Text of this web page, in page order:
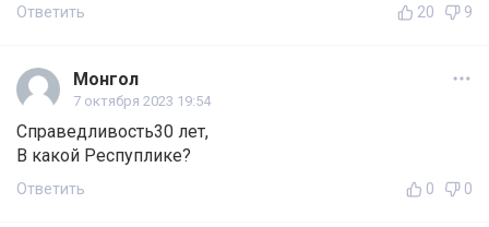
Ответить 20 9
Монгол
7 октября 2023 19:54
Справедливость30 лет,
В какой Респуплике?
Ответить 0 0